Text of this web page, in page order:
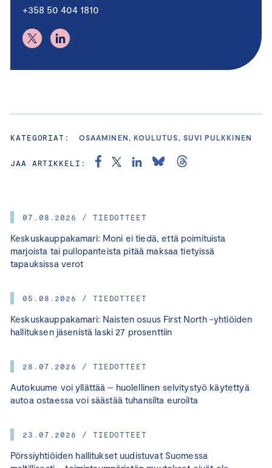
07.08.2026 / TIEDOTTEET
Keskuskauppakamari: Moni ei tiedä, että poimituista
marjoista tai pullopanteista pitää maksaa tietyissä
tapauksissa verot
05.08.2026 / TIEDOTTEET
Keskuskauppakamari: Naisten osuus First North -yhtiöiden
hallituksen jäsenistä laski 27 prosenttiin
28.07.2026 / TIEDOTTEET
Autokuume voi yllättää – huolellinen selvitystyö käytettyä
autoa ostaessa voi säästää tuhansilta euroilta
23.07.2026 / TIEDOTTEET
Pörssiyhtiöiden hallitukset uudistuvat Suomessa
+358 50 404 1810
KATEGORIAT: OSAAMINEN, KOULUTUS, SUVI PULKKINEN
JAA ARTIKKELI: